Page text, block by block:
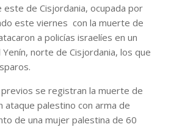
de Cisjordania, ocupada por
este viernes con la muerte de
a policías israelíes en un
norte de Cisjordania, los que
se registran la muerte de
ataque palestino con arma de
de una mujer palestina de 60